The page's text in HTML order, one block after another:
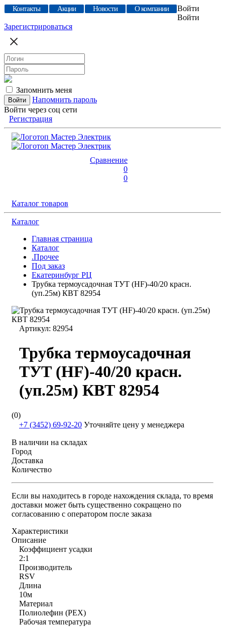
Контакты Акции Новости О компании
Войти
Войти
Зарегистрироваться
Запомнить меня
Напомнить пароль
Войти через соц сети
Регистрация
Сравнение
0
0
Каталог товаров
Каталог
Главная страница
Каталог
.Прочее
Под заказ
Екатеринбург РЦ
Трубка термоусадочная ТУТ (HF)-40/20 красн.
(уп.25м) КВТ 82954
Артикул: 82954
Трубка термоусадочная
ТУТ (HF)-40/20 красн.
(уп.25м) КВТ 82954
(0)
+7 (3452) 69-92-20 Уточняйте цену у менеджера
В наличии на складах
Город
Доставка
Количество
Если вы находитесь в городе нахождения склада, то время
доставки может быть существенно сокращено по
согласованию с оператором после заказа
Характеристики
Описание
Коэффициент усадки
2:1
Производитель
RSV
Длина
10м
Материал
Полиолефин (PEX)
Рабочая температура